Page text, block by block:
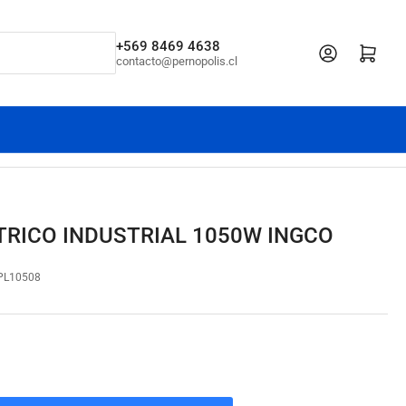
+569 8469 4638
contacto@pernopolis.cl
Iniciar sesiónAbrir cesta
INDUSTRIAL 1050W INGCO